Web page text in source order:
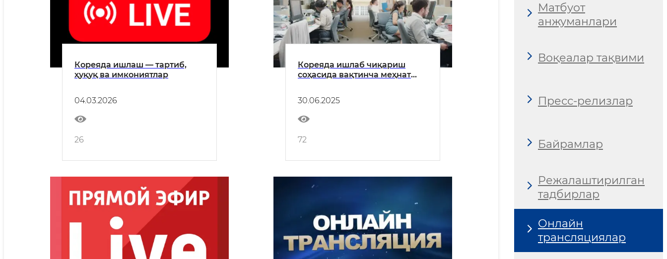
Кореяда ишлаш — тартиб,
ҳуқуқ ва имкониятлар
04.03.2026
26
Кореяда ишлаб чиқариш
соҳасида вақтинча меҳнат
юртдошларимизни кузатиш
жараёни
30.06.2025
72
Матбуот
анжуманлари
Воқеалар тақвими
Пресс-релизлар
Байрамлар
Режалаштирилган
тадбирлар
Онлайн
трансляциялар